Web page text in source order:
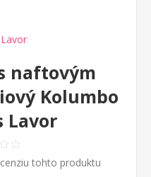
Lavor
naftovým
Kolumbo
Lavor
tohto produktu